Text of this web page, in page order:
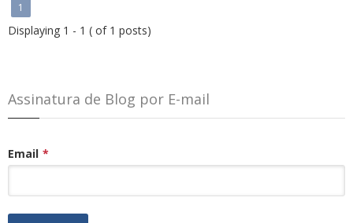
1
Displaying 1 - 1 ( of 1 posts)
Assinatura de Blog por E-mail
Email *